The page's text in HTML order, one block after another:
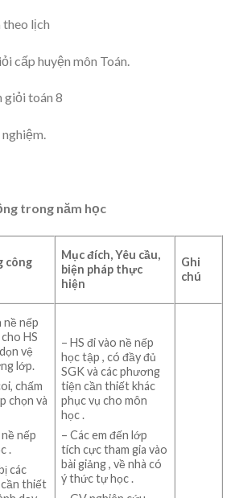
lịch
cấp huyện môn Toán.
giỏi toán 8
trong năm học
công
Mục đích, Yêu cầu,
biện pháp thực
hiện
Ghi
chú
nề nếp
HS
vệ
lớp.
chấm
chọn và
nếp
.
các
thiết
– HS đi vào nề nếp
học tập , có đầy đủ
SGK và các phương
tiện cần thiết khác
phục vụ cho môn
học .
– Các em đến lớp
tích cực tham gia vào
bài giảng , về nhà có
ý thức tự học .